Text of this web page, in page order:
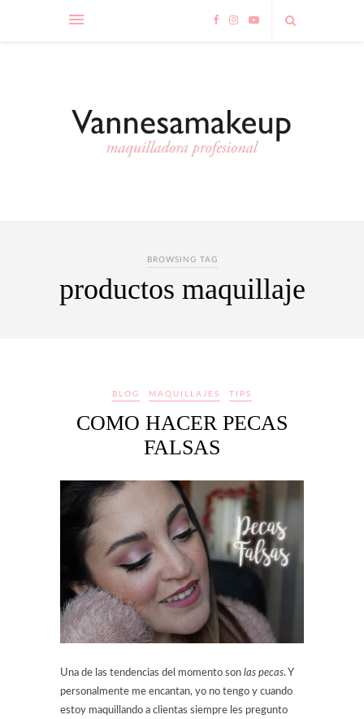
BROWSING TAG
productos maquillaje
BLOG MAQUILLAJES TIPS
COMO HACER PECAS
FALSAS
Una de las tendencias del momento son las pecas. Y
personalmente me encantan, yo no tengo y cuando
estoy maquillando a clientas siempre les pregunto